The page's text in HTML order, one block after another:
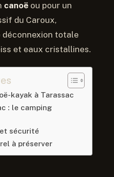
canoë ou pour un
du Caroux,
déconnexion totale
et eaux cristallines.
kayak à Tarassac
: le camping
sécurité
à préserver